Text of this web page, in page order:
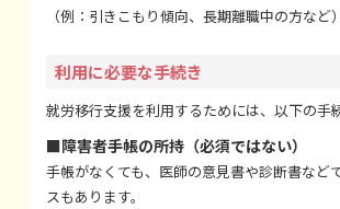
（例：引きこもり傾向、長期離職中の方など）
利用に必要な手続き
就労移行支援を利用するためには、以下の手
■障害者手帳の所持（必須ではない）
手帳がなくても、医師の意見書や診断書など
スもあります。